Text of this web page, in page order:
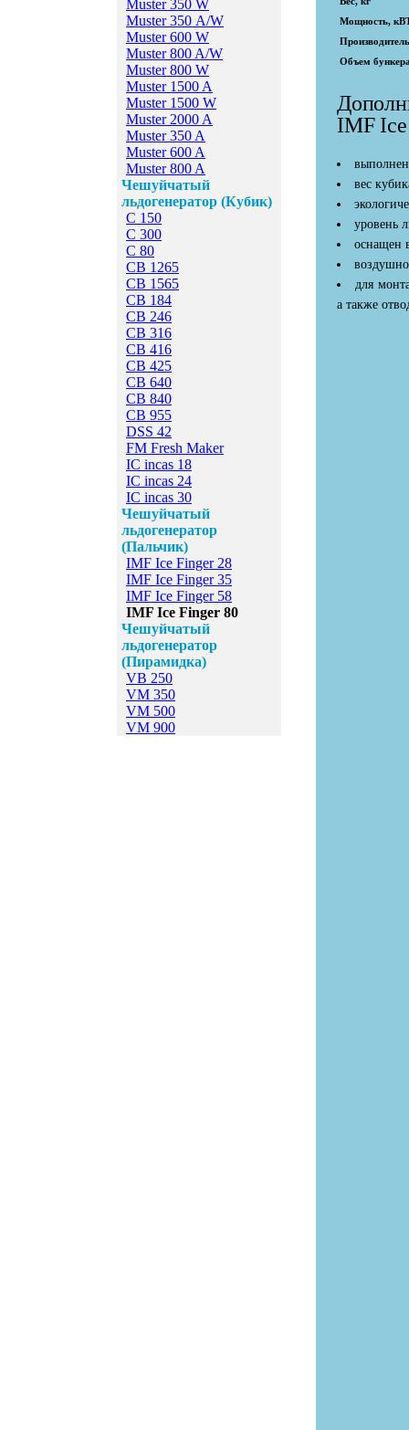
Muster 350 W
Muster 350 А/W
Muster 600 W
Muster 800 A/W
Muster 800 W
Мuster 1500 A
Мuster 1500 W
Мuster 2000 A
Мuster 350 A
Мuster 600 A
Мuster 800 A
Чешуйчатый
льдогенератор (Кубик)
C 150
C 300
C 80
CB 1265
CB 1565
CB 184
CB 246
CB 316
CB 416
CB 425
CB 640
CB 840
CB 955
DSS 42
FM Fresh Maker
IC incas 18
IC incas 24
IC incas 30
Чешуйчатый
льдогенератор
(Пальчик)
IMF Ice Finger 28
IMF Ice Finger 35
IMF Ice Finger 58
IMF Ice Finger 80
Чешуйчатый
льдогенератор
(Пирамидка)
VB 250
VM 350
VM 500
VM 900
Мощность,
Объем
IMF
вес
уровень
оснащен
для
а также